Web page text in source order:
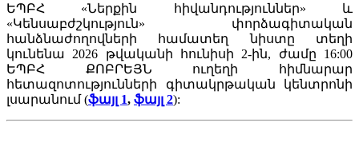
ԵՊԲՀ «Ներքին հիվանդություններ» և
«Կենսաբժշկություն» փորձագիտական
հանձնաժողովների համատեղ նիստը տեղի
կունենա 2026 թվականի հունիսի 2-ին, ժամը 16:00
ԵՊԲՀ ՔՈԲՐԵՅՆ ուղեղի հիմնարար
հետազոտությունների գիտակրթական կենտրոնի
լսարանում(ֆայլ 1, ֆայլ 2):